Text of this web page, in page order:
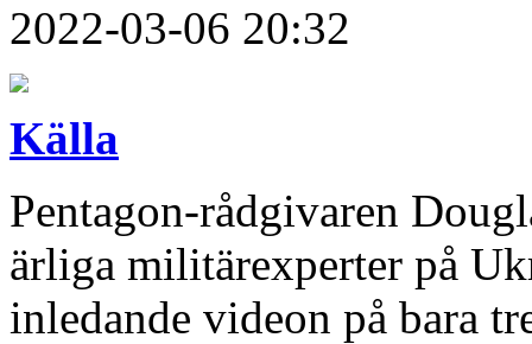
2022-03-06 20:32
Källa
Pentagon-rådgivaren
ärliga militärexperter på
inledande videon på bara